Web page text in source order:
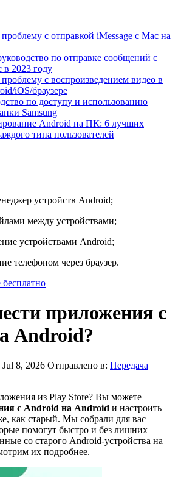
с отправкой iMessage с Mac на
по отправке сообщений с
в 2023 году
с воспроизведением видео в
iOS/браузере
по доступу и использованию
Samsung
Android на ПК: 6 лучших
типа пользователей
устройств Android;
между устройствами;
устройствами Android;
телефоном через браузер.
приложения с
Android?
8, 2026 Отправлено в: Передача
из Play Store? Вы можете
с Android на Android и настроить
как старый. Мы собрали для вас
помогут быстро и без лишних
со старого Android-устройства на
их подробнее.